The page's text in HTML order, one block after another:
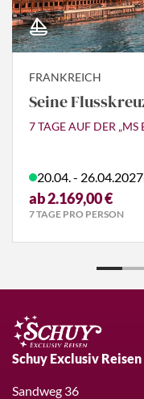
FRANKREICH
Seine
7 TAGE AUF DER „MS
20.04. - 26.04.2027
ab 2.169,00 €
7 TAGE PRO PERSON
Schuy Exclusiv Reisen
Sandweg 36